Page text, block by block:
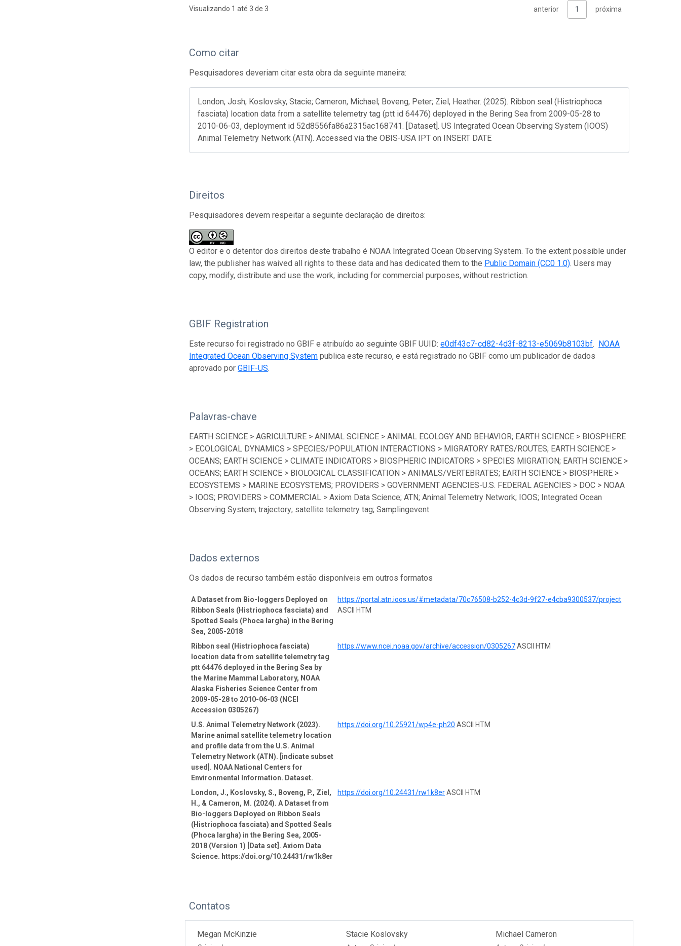
Visualizando 1 até 3 de 3 anterior 1 próxima
Como citar
Pesquisadores deveriam citar esta obra da seguinte maneira:
London, Josh; Koslovsky, Stacie; Cameron, Michael; Boveng, Peter; Ziel, Heather. (2025). Ribbon seal (Histriophoca
fasciata) location data from a satellite telemetry tag (ptt id 64476) deployed in the Bering Sea from 2009-05-28 to
2010-06-03, deployment id 52d8556fa86a2315ac168741. [Dataset]. US Integrated Ocean Observing System (IOOS)
Animal Telemetry Network (ATN). Accessed via the OBIS-USA IPT on INSERT DATE
Direitos
Pesquisadores devem respeitar a seguinte declaração de direitos:
O editor e o detentor dos direitos deste trabalho é NOAA Integrated Ocean Observing System. To the extent possible under
law, the publisher has waived all rights to these data and has dedicated them to the Public Domain (CC0 1.0). Users may
copy, modify, distribute and use the work, including for commercial purposes, without restriction.
GBIF Registration
Este recurso foi registrado no GBIF e atribuído ao seguinte GBIF UUID:e0df43c7-cd82-4d3f-8213-e5069b8103bf.
NOAA
Integrated Ocean Observing System publica este recurso, e está registrado no GBIF como um publicador de dados
aprovado porGBIF-US.
Palavras-chave
EARTH SCIENCE > AGRICULTURE > ANIMAL SCIENCE > ANIMAL ECOLOGY AND BEHAVIOR; EARTH SCIENCE > BIOSPHERE
> ECOLOGICAL DYNAMICS > SPECIES/POPULATION INTERACTIONS > MIGRATORY RATES/ROUTES; EARTH SCIENCE >
OCEANS; EARTH SCIENCE > CLIMATE INDICATORS > BIOSPHERIC INDICATORS > SPECIES MIGRATION; EARTH SCIENCE >
OCEANS; EARTH SCIENCE > BIOLOGICAL CLASSIFICATION > ANIMALS/VERTEBRATES; EARTH SCIENCE > BIOSPHERE >
ECOSYSTEMS > MARINE ECOSYSTEMS; PROVIDERS > GOVERNMENT AGENCIES-U.S. FEDERAL AGENCIES > DOC > NOAA
> IOOS; PROVIDERS > COMMERCIAL > Axiom Data Science; ATN; Animal Telemetry Network; IOOS; Integrated Ocean
Observing System; trajectory; satellite telemetry tag; Samplingevent
Dados externos
Os dados de recurso também estão disponíveis em outros formatos
A Dataset from Bio-loggers Deployed on
Ribbon Seals (Histriophoca fasciata) and
Spotted Seals (Phoca largha) in the Bering
Sea, 2005-2018
https://portal.atn.ioos.us/#metadata/70c76508-b252-4c3d-9f27-e4cba9300537/project
ASCII HTM
Ribbon seal (Histriophoca fasciata)
location data from satellite telemetry tag
ptt 64476 deployed in the Bering Sea by
the Marine Mammal Laboratory, NOAA
Alaska Fisheries Science Center from
2009-05-28 to 2010-06-03 (NCEI
Accession 0305267)
https://www.ncei.noaa.gov/archive/accession/0305267ASCII HTM
U.S. Animal Telemetry Network (2023).
Marine animal satellite telemetry location
and profile data from the U.S. Animal
Telemetry Network (ATN). [indicate subset
used]. NOAA National Centers for
Environmental Information. Dataset.
https://doi.org/10.25921/wp4e-ph20 ASCII HTM
London, J., Koslovsky, S., Boveng, P., Ziel,
H., & Cameron, M. (2024). A Dataset from
Bio-loggers Deployed on Ribbon Seals
(Histriophoca fasciata) and Spotted Seals
(Phoca largha) in the Bering Sea, 2005-
2018 (Version 1) [Data set]. Axiom Data
Science. https://doi.org/10.24431/rw1k8er
https://doi.org/10.24431/rw1k8erASCII HTM
Contatos
Megan McKinzie Stacie Koslovsky Michael Cameron